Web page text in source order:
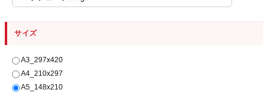
サイズ
A3_297x420
A4_210x297
A5_148x210